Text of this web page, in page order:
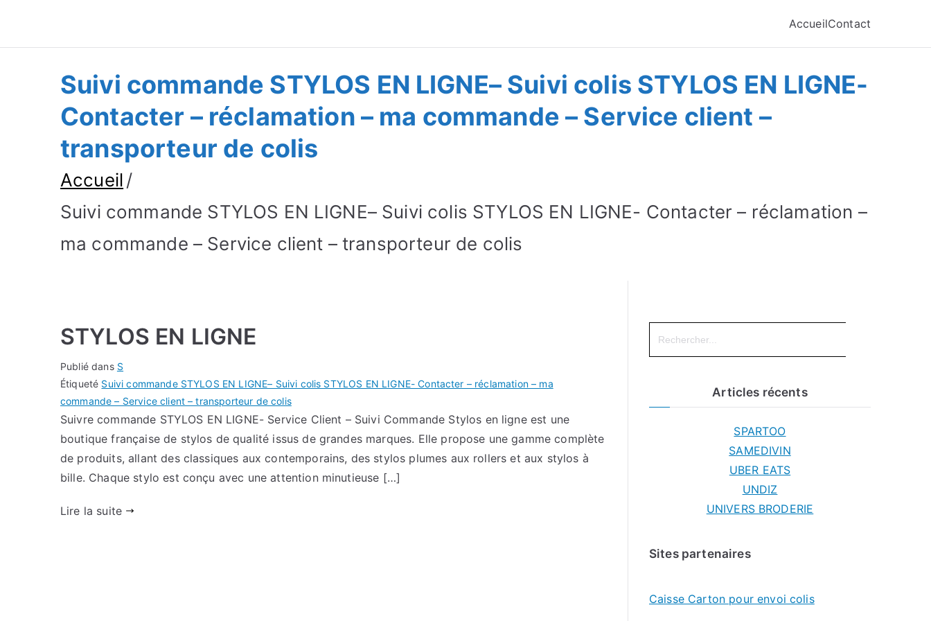
Suivre Colis - Suivre Commande
AccueilContact
Suivi commande STYLOS EN LIGNE– Suivi colis STYLOS EN LIGNE-
Contacter – réclamation – ma commande – Service client –
transporteur de colis
Accueil
Suivi commande STYLOS EN LIGNE– Suivi colis STYLOS EN LIGNE- Contacter – réclamation –
ma commande – Service client – transporteur de colis
STYLOS EN LIGNE
Publié dans S
Étiqueté Suivi commande STYLOS EN LIGNE– Suivi colis STYLOS EN LIGNE- Contacter – réclamation – ma
commande – Service client – transporteur de colis
Suivre commande STYLOS EN LIGNE- Service Client – Suivi Commande Stylos en ligne est une
boutique française de stylos de qualité issus de grandes marques. Elle propose une gamme complète
de produits, allant des classiques aux contemporains, des stylos plumes aux rollers et aux stylos à
bille. Chaque stylo est conçu avec une attention minutieuse […]
Lire la suite
Search
for:
Articles récents
SPARTOO
SAMEDIVIN
UBER EATS
UNDIZ
UNIVERS BRODERIE
Sites partenaires
Caisse Carton pour envoi colis